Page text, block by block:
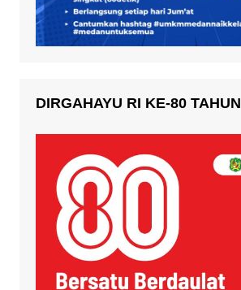
DIRGAHAYU RI KE-80 TAHUN